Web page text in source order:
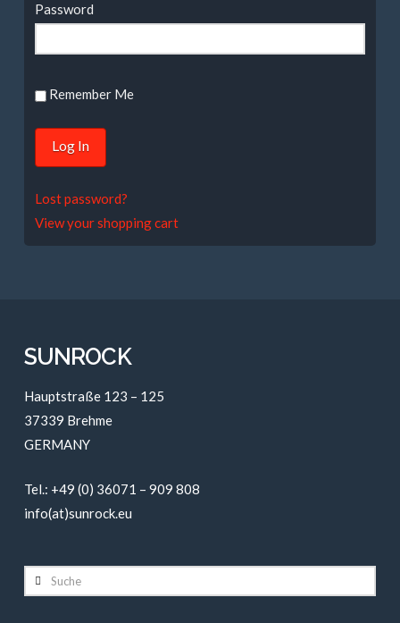
Password
Remember Me
Lost password?
View your shopping cart
SUNROCK
Hauptstraße 123 – 125
37339 Brehme
GERMANY
Tel.: +49 (0) 36071 – 909 808
info(at)sunrock.eu
Suche